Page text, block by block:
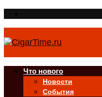
Что нового
Новости
События